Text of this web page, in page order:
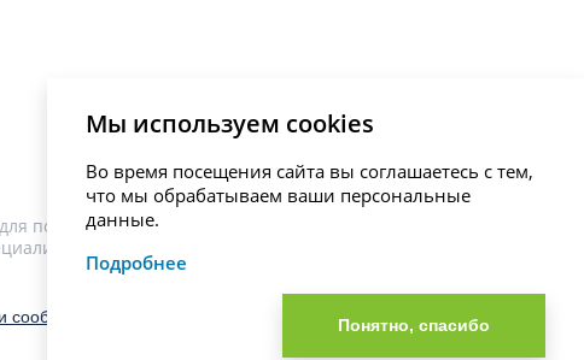
постановки диагноза, назначения лечения и не являются
сообщения об ошибке
Мы используем cookies
Во время посещения сайта вы соглашаетесь с тем,
что мы обрабатываем ваши персональные
данные.
Подробнее
Понятно, спасибо